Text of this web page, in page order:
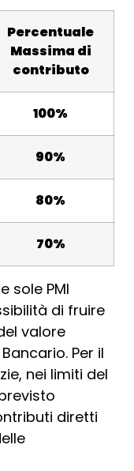
Percentuale
Massima di
contributo
100%
90%
80%
70%
sole PMI
di fruire
valore
Per il
nei limiti del
diretti